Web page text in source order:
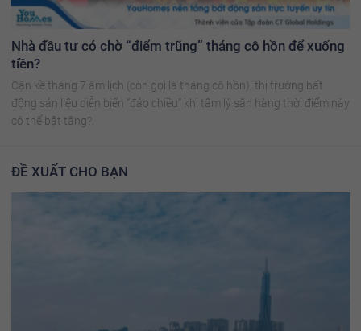
Nhà đầu tư có chờ “điểm trũng” tháng cô hồn để xuống
tiền?
Cận kề tháng 7 âm lịch (còn gọi là tháng cô hồn), thị trường bất
động sản liệu diễn biến “đảo chiều” khi tâm lý săn hàng thời điểm này
có thể bật tăng?.
ĐỀ XUẤT CHO BẠN